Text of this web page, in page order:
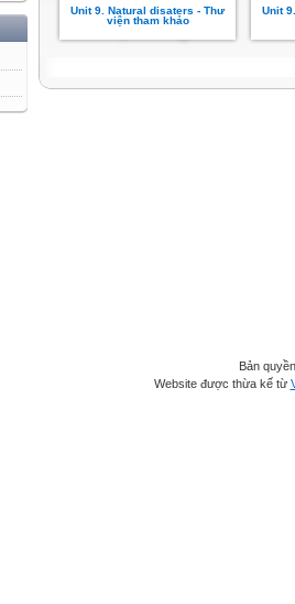
Unit 9. Natural disaters - Thư
viện tham khảo
Unit
Bản
Website được thừa kế từ